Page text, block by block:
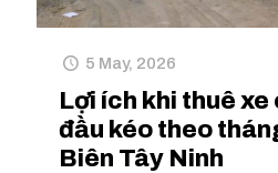
5 May, 2026
Lợi ích khi thuê xe
đầu kéo theo
Biên Tây Ninh